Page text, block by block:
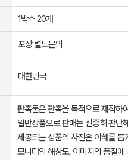
1박스 20개
포장 별도문의
대한민국
판촉물은 판촉을 목적으로 제작하
일반상품으로 판매는 신중히 판단
제공되는 상품의 사진은 이해를
모니터의 해상도, 이미지의 품질